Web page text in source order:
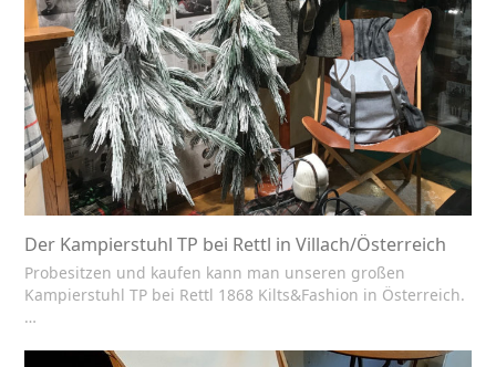
Der Kampierstuhl TP bei Rettl in Villach/Österreich
Probesitzen und kaufen kann man unseren großen
Kampierstuhl TP bei Rettl 1868 Kilts&Fashion in Österreich.
…